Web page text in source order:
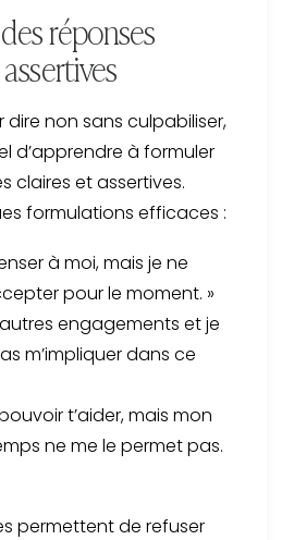
réponses
dire non sans culpabiliser,
d’apprendre à formuler
claires et assertives.
formulations efficaces :
à moi, mais je ne
pour le moment. »
engagements et je
m’impliquer dans ce
t’aider, mais mon
ne me le permet pas.
permettent de refuser